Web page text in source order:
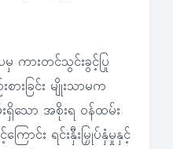
မှ ကားတင်သွင်းခွင့်ပြု
ခြင်း မျိုးသာမက
ရှိသော အစိုးရ ဝန်ထမ်း
ြောင်း ရင်းနှီးမြှုပ်နှံမှုနှင့်